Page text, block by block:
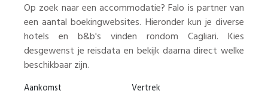
Op zoek naar een accommodatie? Falo is partner van
een aantal boekingwebsites. Hieronder kun je diverse
hotels en b&b's vinden rondom Cagliari. Kies
desgewenst je reisdata en bekijk daarna direct welke
beschikbaar zijn.
Aankomst Vertrek